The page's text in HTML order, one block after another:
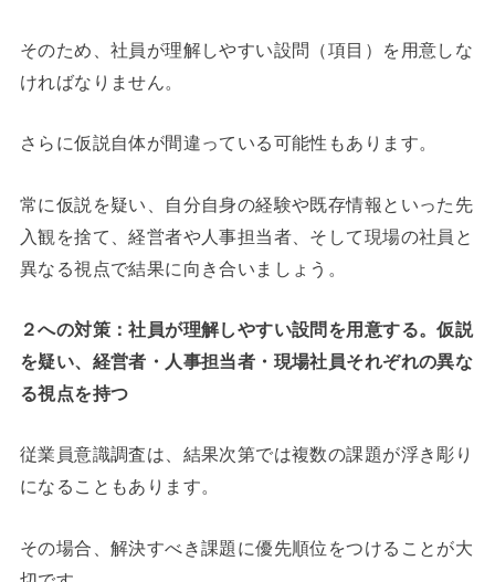
そのため、社員が理解しやすい設問（項目）を用意しな
ければなりません。
さらに仮説自体が間違っている可能性もあります。
常に仮説を疑い、自分自身の経験や既存情報といった先
入観を捨て、経営者や人事担当者、そして現場の社員と
異なる視点で結果に向き合いましょう。
２への対策：社員が理解しやすい設問を用意する。仮説
を疑い、経営者・人事担当者・現場社員それぞれの異な
る視点を持つ
従業員意識調査は、結果次第では複数の課題が浮き彫り
になることもあります。
その場合、解決すべき課題に優先順位をつけることが大